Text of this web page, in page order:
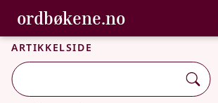
Gå til hovudinnhald
Tilgjenge
ordbøkene.no,
Bokmålsordboka og Nynorskordboka
Artikkelside